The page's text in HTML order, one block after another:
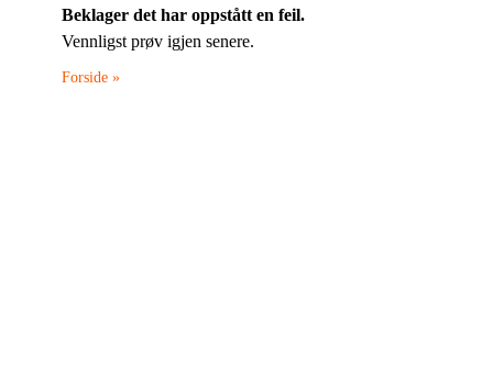
Beklager det har oppstått en feil.
Vennligst prøv igjen senere.
Forside »